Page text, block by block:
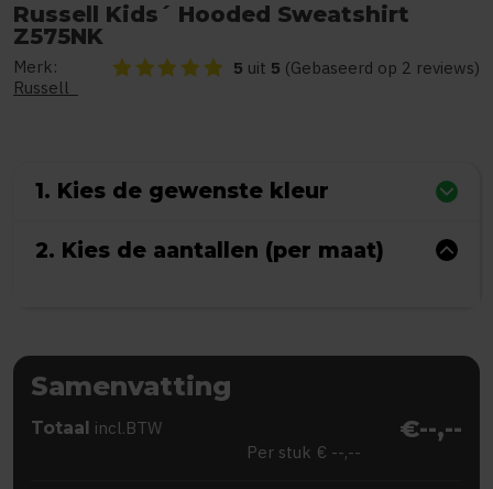
Russell Kids´ Hooded Sweatshirt
Z575NK
Merk:
Russell
De beoordeling van dit product is5 van de 5
5 uit 5 (Gebaseerd op 2 reviews)
1. Kies de gewenste kleur
2. Kies de aantallen (per maat)
Samenvatting
Totaal incl.BTW €--,--
Per stuk € --,--